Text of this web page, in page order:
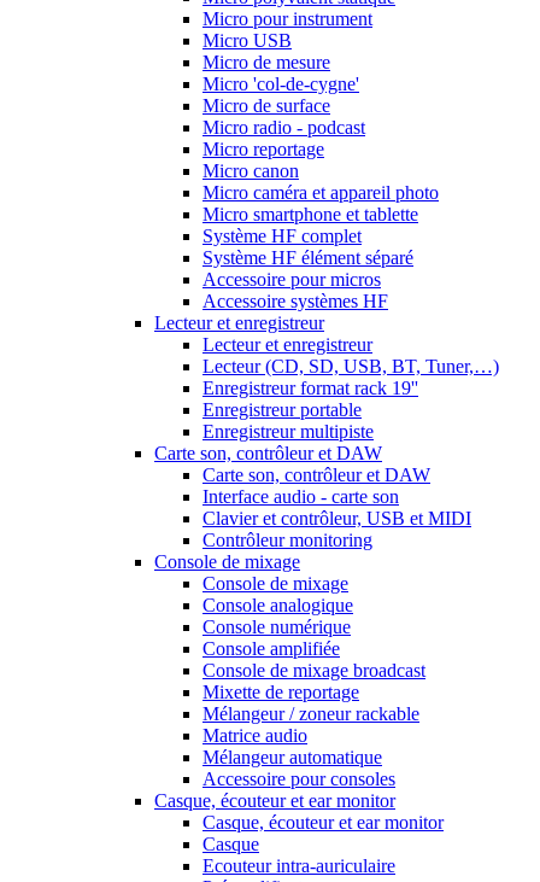
Micro pour instrument
Micro USB
Micro de mesure
Micro 'col-de-cygne'
Micro de surface
Micro radio - podcast
Micro reportage
Micro canon
Micro caméra et appareil photo
Micro smartphone et tablette
Système HF complet
Système HF élément séparé
Accessoire pour micros
Accessoire systèmes HF
Lecteur et enregistreur
Lecteur et enregistreur
Lecteur (CD, SD, USB, BT, Tuner,…)
Enregistreur format rack 19''
Enregistreur portable
Enregistreur multipiste
Carte son, contrôleur et DAW
Carte son, contrôleur et DAW
Interface audio - carte son
Clavier et contrôleur, USB et MIDI
Contrôleur monitoring
Console de mixage
Console de mixage
Console analogique
Console numérique
Console amplifiée
Console de mixage broadcast
Mixette de reportage
Mélangeur / zoneur rackable
Matrice audio
Mélangeur automatique
Accessoire pour consoles
Casque, écouteur et ear monitor
Casque, écouteur et ear monitor
Casque
Ecouteur intra-auriculaire